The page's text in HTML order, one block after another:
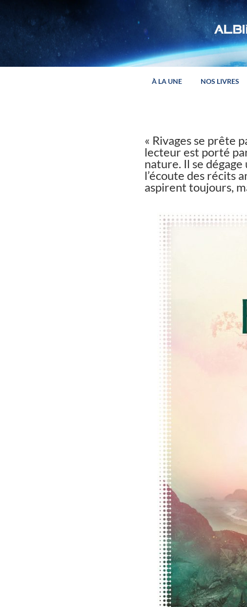
À LA UNE NOS LIVRES
« Rivages se prête
lecteur est porté
nature. Il se
l’écoute des récits
aspirent toujours,